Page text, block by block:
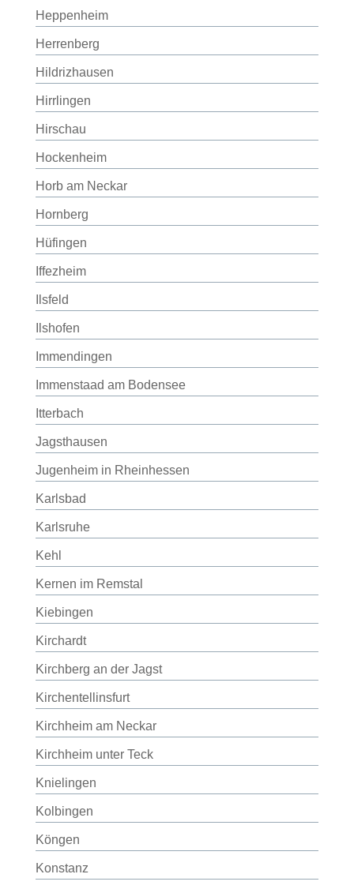
Heppenheim
Herrenberg
Hildrizhausen
Hirrlingen
Hirschau
Hockenheim
Horb am Neckar
Hornberg
Hüfingen
Iffezheim
Ilsfeld
Ilshofen
Immendingen
Immenstaad am Bodensee
Itterbach
Jagsthausen
Jugenheim in Rheinhessen
Karlsbad
Karlsruhe
Kehl
Kernen im Remstal
Kiebingen
Kirchardt
Kirchberg an der Jagst
Kirchentellinsfurt
Kirchheim am Neckar
Kirchheim unter Teck
Knielingen
Kolbingen
Köngen
Konstanz